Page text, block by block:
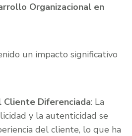
Organizacional en
un impacto significativo
Cliente Diferenciada: La
y la autenticidad se
del cliente, lo que ha